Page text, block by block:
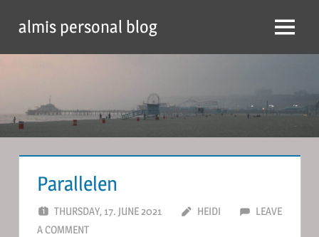
content
almis personal blog Menu
Parallelen
THURSDAY, 17. JUNE 2021 HEIDI
LEAVE
A COMMENT